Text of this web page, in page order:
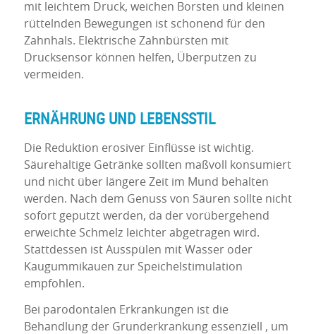
mit leichtem Druck, weichen Borsten und kleinen
rüttelnden Bewegungen ist schonend für den
Zahnhals. Elektrische Zahnbürsten mit
Drucksensor können helfen, Überputzen zu
vermeiden.
ERNÄHRUNG UND LEBENSSTIL
Die Reduktion erosiver Einflüsse ist wichtig.
Säurehaltige Getränke sollten maßvoll konsumiert
und nicht über längere Zeit im Mund behalten
werden. Nach dem Genuss von Säuren sollte nicht
sofort geputzt werden, da der vorübergehend
erweichte Schmelz leichter abgetragen wird.
Stattdessen ist Ausspülen mit Wasser oder
Kaugummikauen zur Speichelstimulation
empfohlen.
Bei parodontalen Erkrankungen ist die
Behandlung der Grunderkrankung essenziell , um